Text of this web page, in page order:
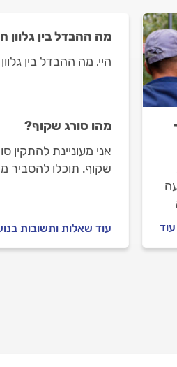
מה ההבדל בין גלוון
היי, מה ההבדל בין
מהו סורג שקוף?
אני מעוניינת להתקין
שקוף. תוכלו להסביר
עוד שאלות ותשובות